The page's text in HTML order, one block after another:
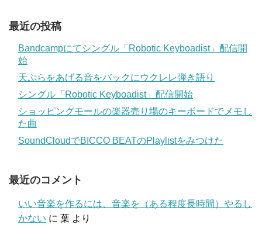
最近の投稿
Bandcampにてシングル「Robotic Keyboadist」配信開
始
天ぷらをあげる音をバックにウクレレ弾き語り
シングル「Robotic Keyboadist」配信開始
ショッピングモールの楽器売り場のキーボードでメモし
た曲
SoundCloudでBICCO BEATのPlaylistをみつけた
最近のコメント
いい音楽を作るには、音楽を（ある程度長時間）やるし
かない に 葉 より